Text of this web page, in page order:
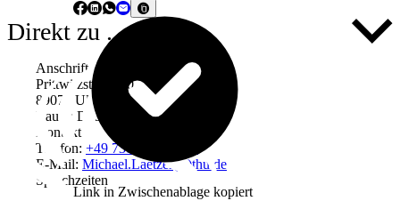
Link in Zwischenablage kopiert
Direkt zu ...
Anschrift
Prittwitzstraße 10
89075 Ulm
Raum: D03
Kontakt
Telefon: +49 731 96537-625
E-Mail: Michael.Laetzer(at)thu.de
Sprechzeiten